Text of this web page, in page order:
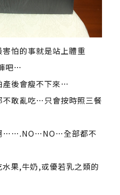
怕的事就是站上體重
吧…
產後會瘦不下來…
不敢亂吃…只會按時照三餐
…….NO…NO…全部都不
果,牛奶,或優若乳之類的